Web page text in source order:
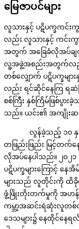
မြေဇာပင်များ
လူသားနှင့် ပဋိပက္ခကင်း
လည်း လူသားနှင့် ကင်းကွာ
အတွက် အခြေခံလိုအပ်ချ
လူ့အဖွဲ့အစည်းအတွက်လည်း
တစ်လျှောက် ပဋိပက္ခမ
လည်း ရင်ဆိုင်နေကြ ရဆဲဖြ
စစ်ကြီး နှစ်ကြိမ်ဖြစ်ပွား
သည်။ ယင်း၏ အကျိုးဆ
လွန်ခဲ့သည့် ၁၀ နှစ်အတွ
တဖြည်းဖြည်း မြင့်တက်
လိုအပ်နေပါသည်။ ၂၀၂၁
ပဋိပက္ခများကြောင့် န
များသည် လူတိုင်းကို ထိခိုက်
ဖွံ့ဖြိုးတိုးတက်မှုကို အဟန့်
ကမ္ဘာ့အဆင်းရဲဆုံးလူတစ်
ဒေသများ၌ နေထိုင်နေရ